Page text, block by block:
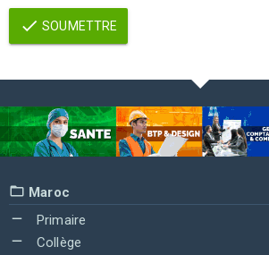
SOUMETTRE
Maroc
Primaire
Collège